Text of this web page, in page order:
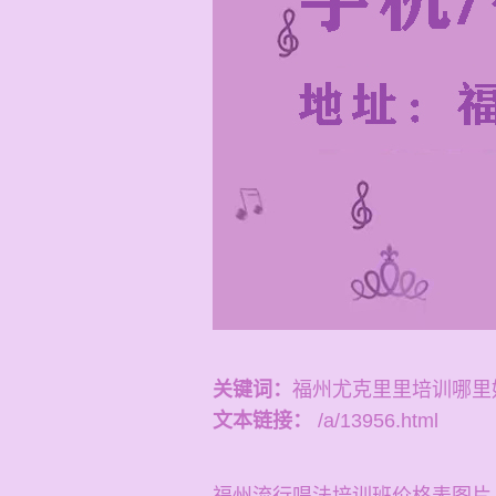
关键词： 福州尤克里里培训哪
文本链接：
/a/13956.html